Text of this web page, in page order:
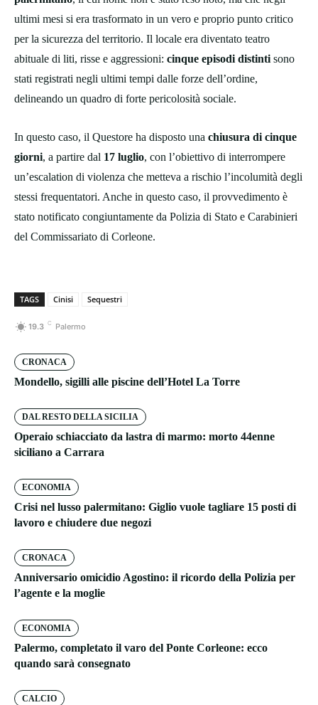
ultimi mesi si era trasformato in un vero e proprio punto critico
per la sicurezza del territorio. Il locale era diventato teatro
abituale di liti, risse e aggressioni: cinque episodi distinti sono
stati registrati negli ultimi tempi dalle forze dell’ordine,
delineando un quadro di forte pericolosità sociale.
In questo caso, il Questore ha disposto una chiusura di cinque
giorni, a partire dal 17 luglio, con l’obiettivo di interrompere
un’escalation di violenza che metteva a rischio l’incolumità degli
stessi frequentatori. Anche in questo caso, il provvedimento è
stato notificato congiuntamente da Polizia di Stato e Carabinieri
del Commissariato di Corleone.
TAGS Cinisi Sequestri
19.3 C Palermo
CRONACA
Mondello, sigilli alle piscine dell’Hotel La Torre
DAL RESTO DELLA SICILIA
Operaio schiacciato da lastra di marmo: morto 44enne
siciliano a Carrara
ECONOMIA
Crisi nel lusso palermitano: Giglio vuole tagliare 15 posti di
lavoro e chiudere due negozi
CRONACA
Anniversario omicidio Agostino: il ricordo della Polizia per
l’agente e la moglie
ECONOMIA
Palermo, completato il varo del Ponte Corleone: ecco
quando sarà consegnato
CALCIO